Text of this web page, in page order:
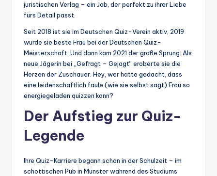
juristischen Verlag – ein Job, der perfekt zu ihrer Liebe
fürs Detail passt.
Seit 2018 ist sie im Deutschen Quiz-Verein aktiv, 2019
wurde sie beste Frau bei der Deutschen Quiz-
Meisterschaft. Und dann kam 2021 der große Sprung: Als
neue Jägerin bei „Gefragt – Gejagt“ eroberte sie die
Herzen der Zuschauer. Hey, wer hätte gedacht, dass
eine leidenschaftlich faule (wie sie selbst sagt) Frau so
energiegeladen quizzen kann?
Der Aufstieg zur Quiz-
Legende
Ihre Quiz-Karriere begann schon in der Schulzeit – im
schottischen Pub in Münster während des Studiums